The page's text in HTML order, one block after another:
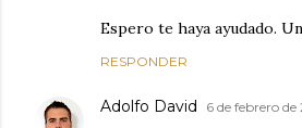
Espero te haya ayudado.
RESPONDER
Adolfo David 6 de febrero